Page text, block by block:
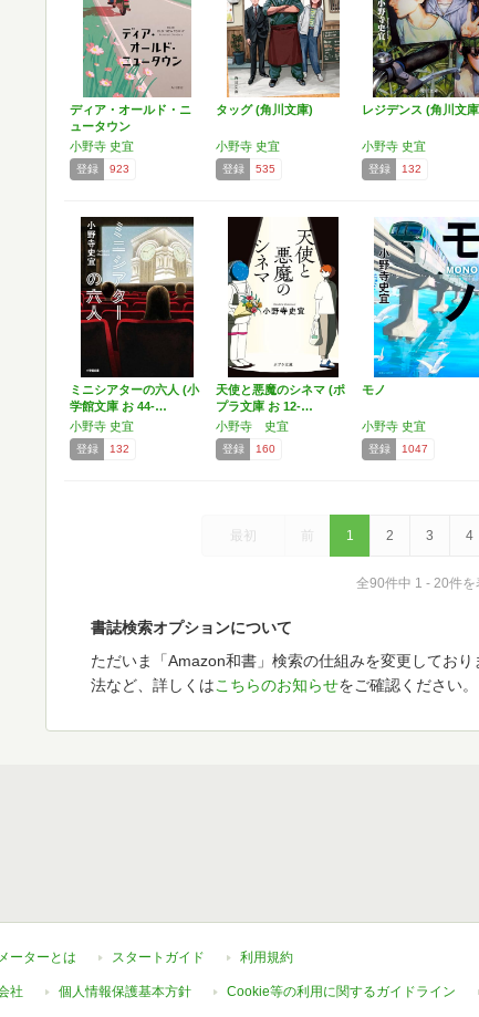
ディア・オールド・ニ
ュータウン
小野寺 史宜
登録 923
タッグ (角川文庫)
小野寺 史宜
登録 535
レジデンス (角川文
小野寺 史宜
登録 132
ミニシアターの六人 (小
学館文庫 お 44-…
小野寺 史宜
登録 132
天使と悪魔のシネマ (ポ
プラ文庫 お 12-…
小野寺 史宜
登録 160
モノ
小野寺 史宜
登録 1047
最初 前 1 2 3 4
全90件中 1 - 20件を
書誌検索オプションについて
ただいま「Amazon和書」検索の仕組みを変更してお
法など、詳しくはこちらのお知らせをご確認ください。
ーターとは スタートガイド 利用規約
社 個人情報保護基本方針 Cookie等の利用に関するガイドライン